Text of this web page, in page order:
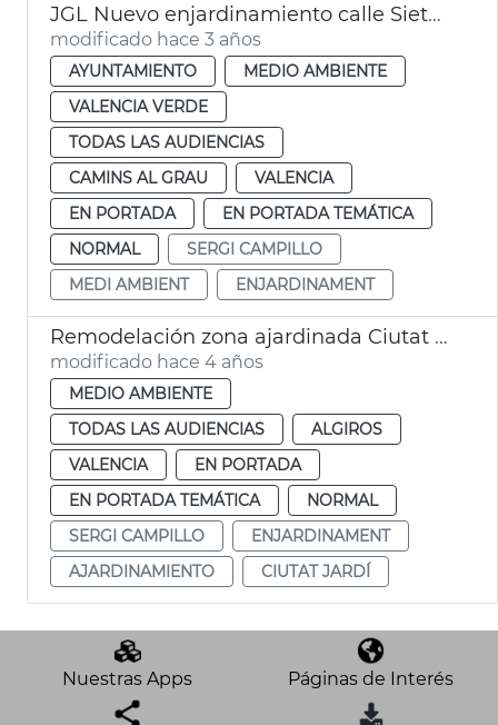
JGL Nuevo enjardinamiento calle Siete Aguas
modificado hace 3 años
AYUNTAMIENTO
MEDIO AMBIENTE
VALENCIA VERDE
TODAS LAS AUDIENCIAS
CAMINS AL GRAU
VALENCIA
EN PORTADA
EN PORTADA TEMÁTICA
NORMAL
SERGI CAMPILLO
MEDI AMBIENT
ENJARDINAMENT
Remodelación zona ajardinada Ciutat Jardí
modificado hace 4 años
MEDIO AMBIENTE
TODAS LAS AUDIENCIAS
ALGIROS
VALENCIA
EN PORTADA
EN PORTADA TEMÁTICA
NORMAL
SERGI CAMPILLO
ENJARDINAMENT
AJARDINAMIENTO
CIUTAT JARDÍ
Nuestras Apps Páginas de Interés